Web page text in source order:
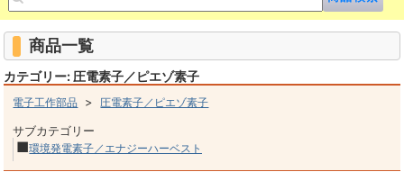
商品一覧
カテゴリー: 圧電素子／ピエゾ素子
電子工作部品 > 圧電素子／ピエゾ素子
サブカテゴリー
■環境発電素子／エナジーハーベスト